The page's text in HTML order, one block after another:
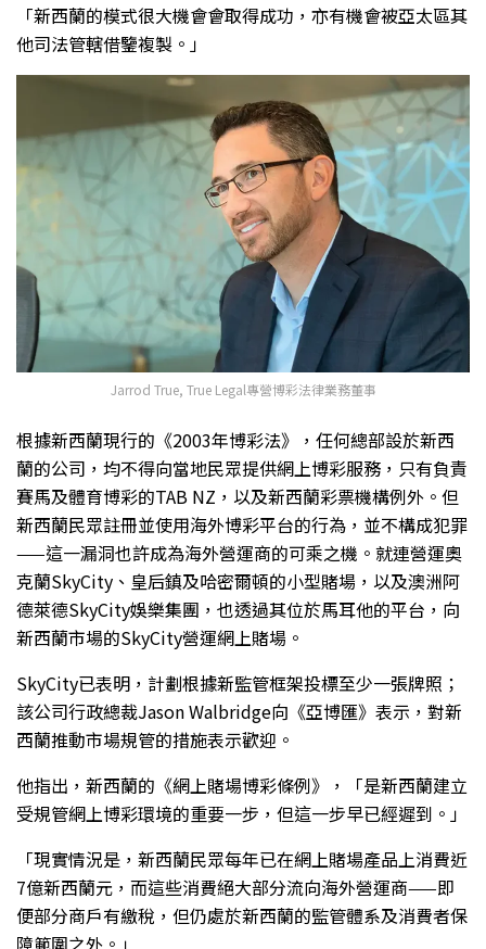
「新西蘭的模式很大機會會取得成功，亦有機會被亞太區其
他司法管轄借鑒複製。」
Jarrod True, True Legal專營博彩法律業務董事
根據新西蘭現行的《2003年博彩法》，任何總部設於新西
蘭的公司，均不得向當地民眾提供網上博彩服務，只有負責
賽馬及體育博彩的TAB NZ，以及新西蘭彩票機構例外。但
新西蘭民眾註冊並使用海外博彩平台的行為，並不構成犯罪
——這一漏洞也許成為海外營運商的可乘之機。就連營運奧
克蘭SkyCity、皇后鎮及哈密爾頓的小型賭場，以及澳洲阿
德萊德SkyCity娛樂集團，也透過其位於馬耳他的平台，向
新西蘭市場的SkyCity營運網上賭場。
SkyCity已表明，計劃根據新監管框架投標至少一張牌照；
該公司行政總裁Jason Walbridge向《亞博匯》表示，對新
西蘭推動市場規管的措施表示歡迎。
他指出，新西蘭的《網上賭場博彩條例》，「是新西蘭建立
受規管網上博彩環境的重要一步，但這一步早已經遲到。」
「現實情況是，新西蘭民眾每年已在網上賭場產品上消費近
7億新西蘭元，而這些消費絕大部分流向海外營運商——即
便部分商戶有繳稅，但仍處於新西蘭的監管體系及消費者保